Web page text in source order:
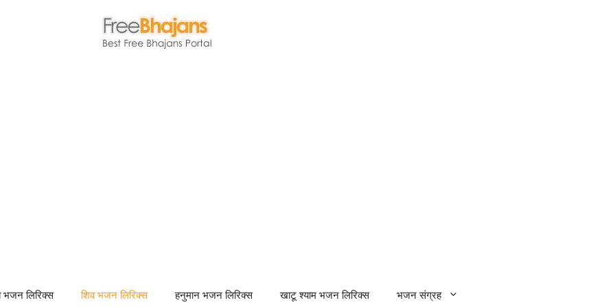
भजन लिरिक्स शिव भजन लिरिक्स हनुमान भजन लिरिक्स खाटू श्याम भजन लिरिक्स भजन संग्रह